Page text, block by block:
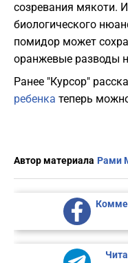
созревания мякоти.
биологического
помидор может
оранжевые разводы
Ранее "Курсор"
ребенка теперь
Автор материала Рами